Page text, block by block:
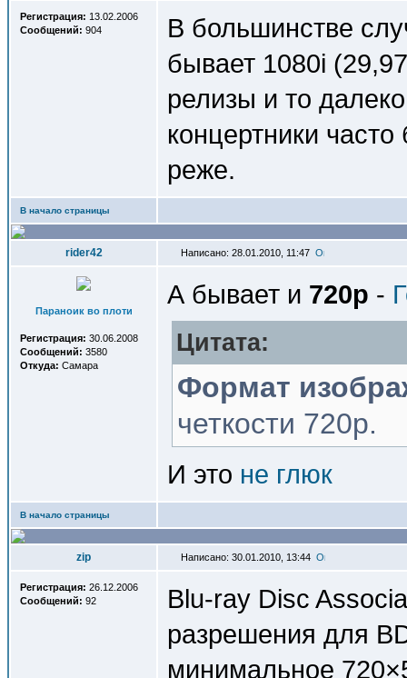
Регистрация: 13.02.2006
Сообщений: 904
В большинстве
бывает 1080i
релизы и то
концертники
реже.
В начало страницы
rider42 Написано: 28.01.2010, 11:47
Параноик во плоти
Регистрация: 30.06.2008
Сообщений: 3580
Откуда: Самара
А бывает и 720p -
Цитата:
Формат
четкости 720p.
И это не глюк
В начало страницы
zip Написано: 30.01.2010, 13:44
Регистрация: 26.12.2006
Сообщений: 92
Blu-ray Disc
разрешения для
минимальное